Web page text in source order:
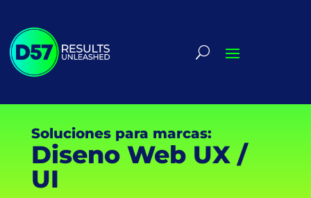
Soluciones para marcas:
Diseno Web UX /
UI